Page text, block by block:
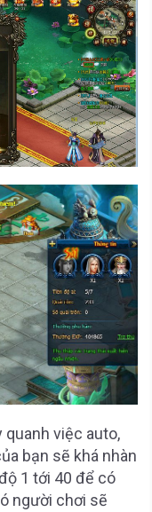
quanh việc auto,
bạn sẽ khá nhàn
1 tới 40 để có
người chơi sẽ